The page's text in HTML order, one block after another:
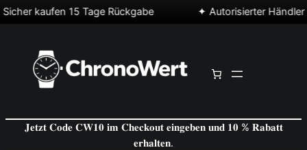
kaufen 15 Tage Rückgabe
𝐉𝐞𝐭𝐳𝐭 𝐂𝐨𝐝𝐞 𝐂𝐖𝟏𝟎 𝐢𝐦 𝐂𝐡𝐞𝐜𝐤𝐨𝐮𝐭 𝐞𝐢𝐧𝐠𝐞𝐛𝐞𝐧 𝐮𝐧𝐝 𝟏𝟎 % 𝐑𝐚𝐛𝐚𝐭𝐭
𝐞𝐫𝐡𝐚𝐥𝐭𝐞𝐧.